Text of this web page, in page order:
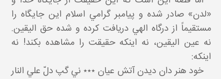
«لدن» صادر شده و پيامبر گرامي اسلام اين جايگاه را
مستقيماً از درگاه الهي دريافت کرده و شده حق اليقين.
نه عين اليقين، نه اينکه حقيقت را مشاهده بکند! نه
اينکه:
خود هنر دان ديدن آتش عيان ٭٭٭ ني گپ دلّ علي النار